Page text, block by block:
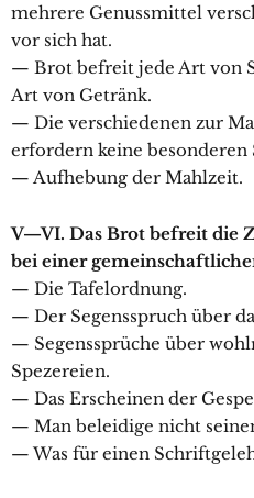
mehrere Genussmittel
vor sich hat.
— Brot befreit jede Art von
Art von Getränk.
— Die verschiedenen zur
erfordern keine besonderen
— Aufhebung der Mahlzeit.
V—VI. Das Brot befreit die
bei einer
— Die Tafelordnung.
— Der Segensspruch über
— Segenssprüche über
Spezereien.
— Das Erscheinen der
— Man beleidige nicht
— Was für einen